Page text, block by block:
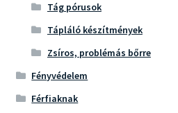
Tág pórusok
Tápláló készítmények
Zsíros, problémás bőrre
Fényvédelem
Férfiaknak